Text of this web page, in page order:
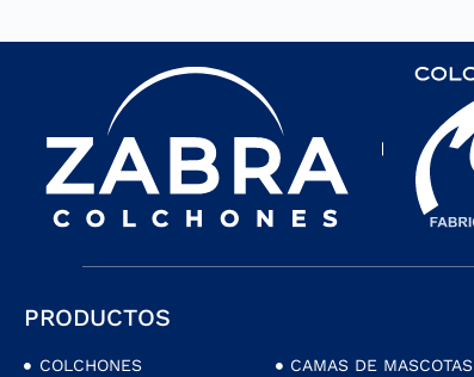
PRODUCTOS
COLCHONES
CAMAS DE MASCOTAS